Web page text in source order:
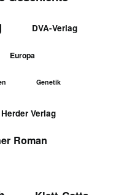
DVA-Verlag
Europa
Genetik
Herder Verlag
Roman